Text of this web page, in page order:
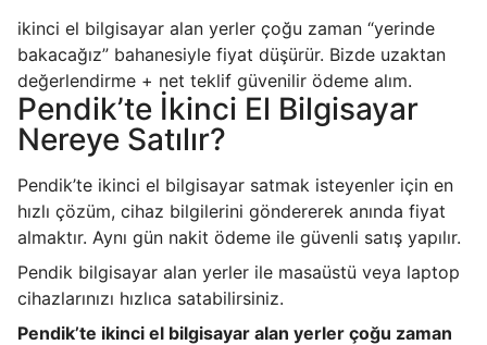
ikinci el bilgisayar alan yerler çoğu zaman “yerinde
bakacağız” bahanesiyle fiyat düşürür. Bizde uzaktan
değerlendirme + net teklif güvenilir ödeme alım.
Pendik’te İkinci El Bilgisayar
Nereye Satılır?
Pendik’te ikinci el bilgisayar satmak isteyenler için en
hızlı çözüm, cihaz bilgilerini göndererek anında fiyat
almaktır. Aynı gün nakit ödeme ile güvenli satış yapılır.
Pendik bilgisayar alan yerler ile masaüstü veya laptop
cihazlarınızı hızlıca satabilirsiniz.
Pendik’te ikinci el bilgisayar alan yerler çoğu zaman